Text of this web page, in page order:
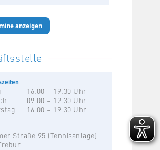
anzeigen
16.00 – 19.30 Uhr
09.00 – 12.30 Uhr
16.00 – 19.30 Uhr
Straße 95 (Tennisanlage)